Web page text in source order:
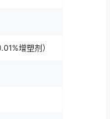
增塑剂）